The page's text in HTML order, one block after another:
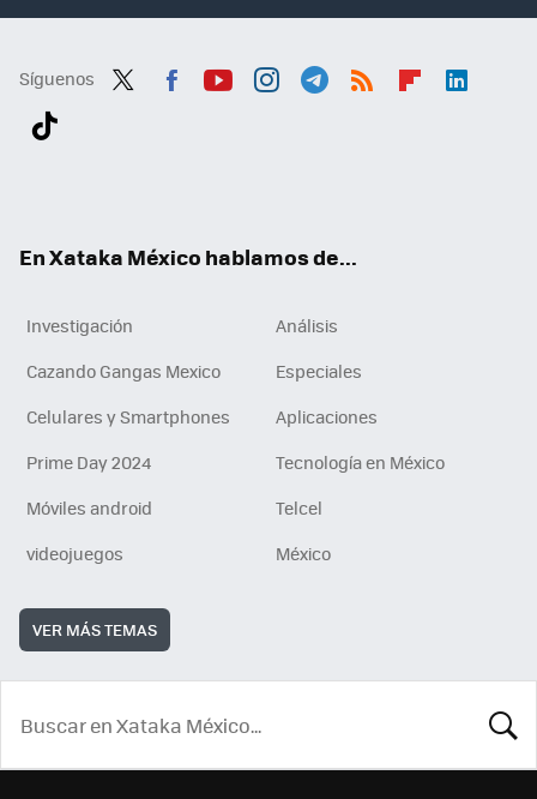
Síguenos
En Xataka México hablamos de...
Investigación
Análisis
Cazando Gangas Mexico
Especiales
Celulares y Smartphones
Aplicaciones
Prime Day 2024
Tecnología en México
Móviles android
Telcel
videojuegos
México
VER MÁS TEMAS